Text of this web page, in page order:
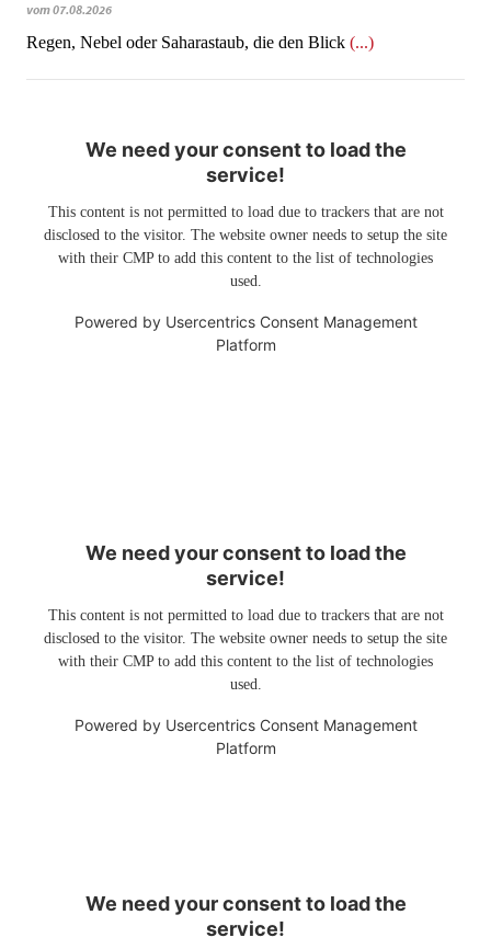
vom 07.08.2026
Regen, Nebel oder Saharastaub, die den Blick (...)
We need your consent to load the
service!
This content is not permitted to load due to trackers that are not
disclosed to the visitor. The website owner needs to setup the site
with their CMP to add this content to the list of technologies
used.
Powered by Usercentrics Consent Management
Platform
We need your consent to load the
service!
This content is not permitted to load due to trackers that are not
disclosed to the visitor. The website owner needs to setup the site
with their CMP to add this content to the list of technologies
used.
Powered by Usercentrics Consent Management
Platform
We need your consent to load the
service!